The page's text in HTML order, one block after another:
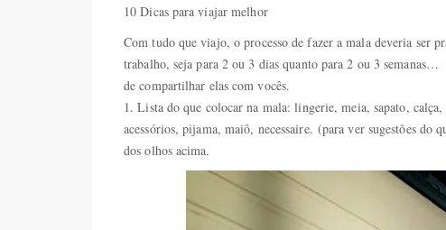
10 Dicas para viajar melhor
Com tudo que viajo, o processo de fazer a mala deveria
trabalho, seja para 2 ou 3 dias quanto para 2 ou 3
de compartilhar elas com vocês.
1. Lista do que colocar na mala: lingerie, meia, sapato,
acessórios, pijama, maiô, necessaire. (para ver sugestões do
dos olhos acima.